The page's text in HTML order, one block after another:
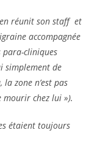
réunit son staff et
accompagnée
para-cliniques
simplement de
zone n’est pas
mourir chez lui »).
étaient toujours